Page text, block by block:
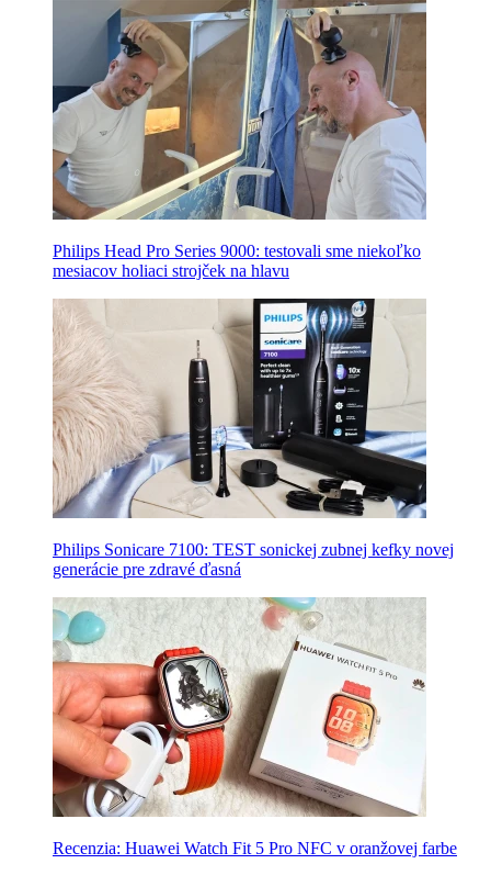
Philips Head Pro Series 9000: testovali sme niekoľko
mesiacov holiaci strojček na hlavu
Philips Sonicare 7100: TEST sonickej zubnej kefky novej
generácie pre zdravé ďasná
Recenzia: Huawei Watch Fit 5 Pro NFC v oranžovej farbe